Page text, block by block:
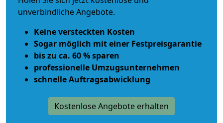
unverbindliche Angebote.
Keine versteckten Kosten
Sogar möglich mit einer Festpreisgarantie
bis zu ca. 60 % sparen
professionelle Umzugsunternehmen
schnelle Auftragsabwicklung
Kostenlose Angebote erhalten